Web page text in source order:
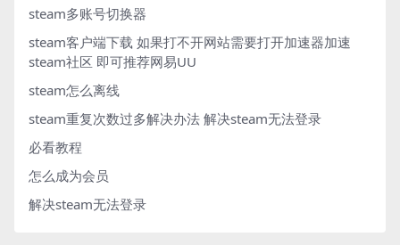
steam多账号切换器
steam客户端下载 如果打不开网站需要打开加速器加速
steam社区 即可推荐网易UU
steam怎么离线
steam重复次数过多解决办法 解决steam无法登录
必看教程
怎么成为会员
解决steam无法登录